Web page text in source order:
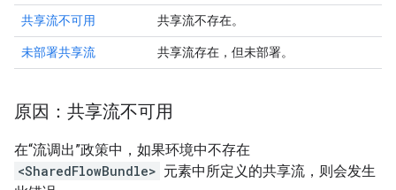
共享流不可用 共享流不存在。
未部署共享流 共享流存在，但未部署。
原因：共享流不可用
在“流调出”政策中，如果环境中不存在
<SharedFlowBundle> 元素中所定义的共享流，则会发生